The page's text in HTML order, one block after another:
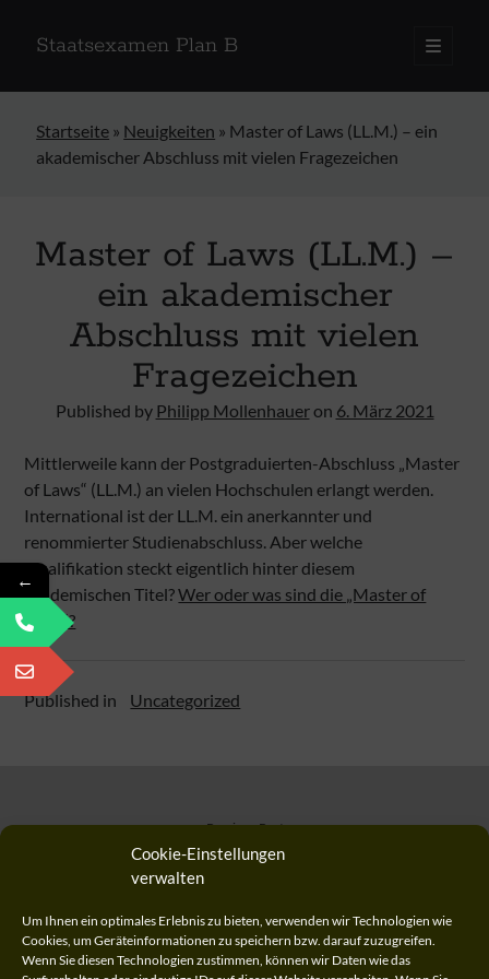
Cookie-Einstellungen
verwalten
Um Ihnen ein optimales Erlebnis zu bieten, verwenden wir Technologien wie
Cookies, um Geräteinformationen zu speichern bzw. darauf zuzugreifen.
Wenn Sie diesen Technologien zustimmen, können wir Daten wie das
Staatsexamen Plan B
open
Startseite » Neuigkeiten » Master of Laws (LL.M.) – ein
akademischer Abschluss mit vielen Fragezeichen
Master of Laws (LL.M.) –
ein akademischer
Abschluss mit vielen
Fragezeichen
Published by Philipp Mollenhaueron 6. März 2021
Mittlerweile kann der Postgraduierten-Abschluss „Master
of Laws“ (LL.M.) an vielen Hochschulen erlangt werden.
International ist der LL.M. ein anerkannter und
renommierter Studienabschluss. Aber welche
Qualifikation steckt eigentlich hinter diesem
akademischen Titel?Wer oder was sind die „Master of
Laws“?
Published in Uncategorized
Previous Post
Juristisches Fachwissen wird in der Gesundheitsbranche
immer wichtiger
Next Post
Hier werden Sie mit Recht zur Führungskraft – Karriere als
←